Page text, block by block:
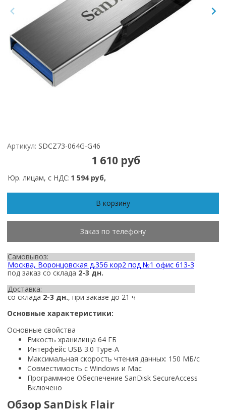
Артикул: SDCZ73-064G-G46
1 610 руб
Юр. лицам, с НДС: 1 594 руб,
В корзину
Заказ по телефону
Самовывоз:
Москва, Воронцовская д.35б кор2 под №1 офис 613-3
под заказ со склада 2-3 дн.
Доставка:
со склада 2-3 дн., при заказе до 21 ч
Основные характеристики:
Основные свойства
Емкость хранилища 64 ГБ
Интерфейс USB 3.0 Type-A
Максимальная скорость чтения данных: 150 МБ/с
Совместимость с Windows и Mac
Программное Обеспечение SanDisk SecureAccess
Включено
Обзор SanDisk Flair